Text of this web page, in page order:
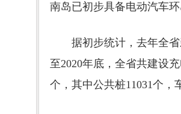
南岛已初步具备电动汽车
据初步统计，去年全省
至2020年底，全省共建设
个，其中公共桩11031个，